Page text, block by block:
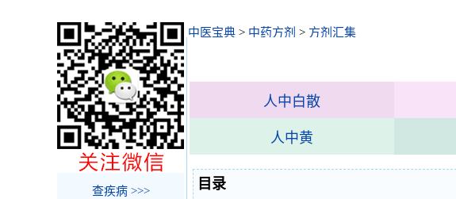
中医宝典 > 中药方剂 > 方剂汇集
人中白散
人中黄
目录
查疾病 >>>